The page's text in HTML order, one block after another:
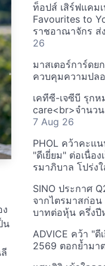
น
ท็อปส์ เสิร์ฟแคม
Favourites to
ราชอาณาจักร ส่
26
มาสเตอร์การ์ด
ควบคุมความปล
เคทีซี-เจซีบี รุก
care<br>จำนว
7 Aug 26
PHOL คว้าคะแ
"ดีเยี่ยม" ต่อเนื่อ
รมาภิบาล โปร่ง
SINO ประกาศ
จากไตรมาสก่อน
บาทต่อหุ้น ครึ่งปี
ADVICE คว้า "ดี
2569 ตอกย้ำมา